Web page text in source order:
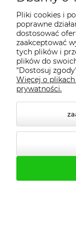
Razem
spełni
jak łatwo i
swoją
pomocą.
Pliki cookies i
poprawne
dostosować
zaakceptować
tych plików i
plików do
"Dostosuj
Więcej o
prywatności.